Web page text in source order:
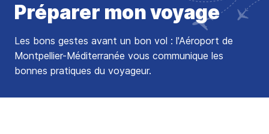
Préparer mon voyage
Les bons gestes avant un bon vol : l'Aéroport de
Montpellier-Méditerranée vous communique les
bonnes pratiques du voyageur.